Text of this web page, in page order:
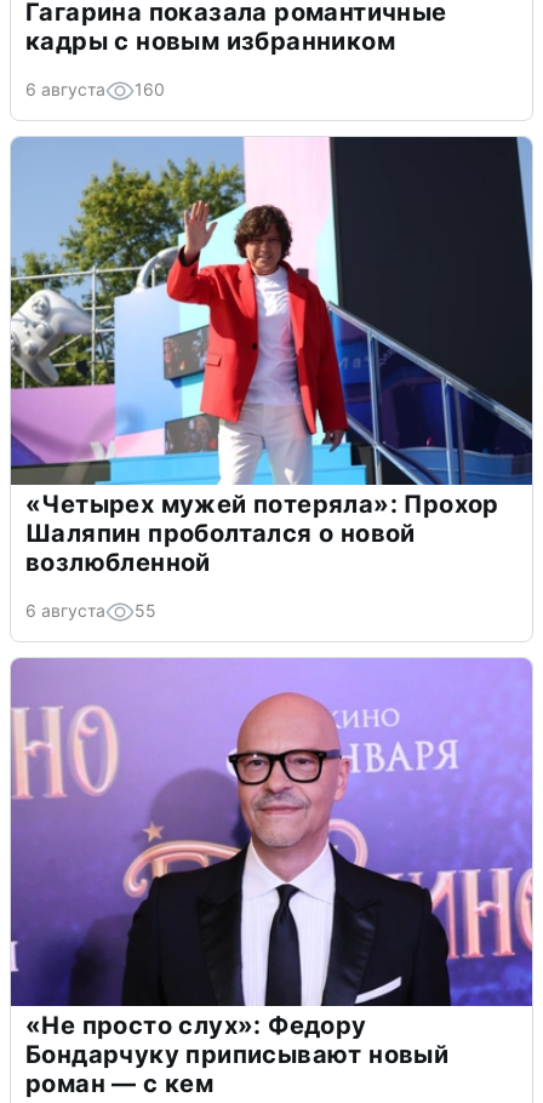
Гагарина показала романтичные
кадры с новым избранником
6 августа 160
«Четырех мужей потеряла»: Прохор
Шаляпин проболтался о новой
возлюбленной
6 августа 55
«Не просто слух»: Федору
Бондарчуку приписывают новый
роман — с кем